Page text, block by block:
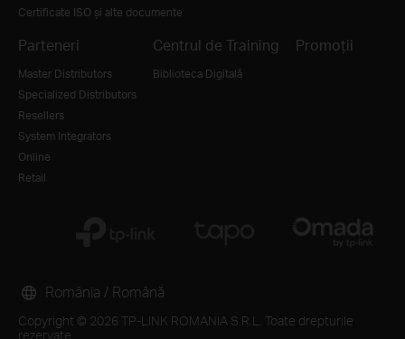
Certificate ISO și alte documente
Parteneri
Master Distributors
Specialized Distributors
Resellers
System Integrators
Online
Retail
Centrul de Training
Biblioteca Digitală
Promoții
Copyright © 2026 TP-LINK ROMANIA S.R.L. Toate drepturile
rezervate.
România / Română